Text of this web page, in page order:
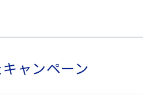
ャンペーン